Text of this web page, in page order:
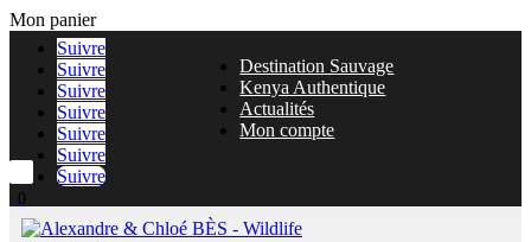
Mon panier
Suivre
Suivre
Suivre
Suivre
Suivre
Suivre
Suivre
Destination Sauvage
Kenya Authentique
Actualités
Mon compte
0